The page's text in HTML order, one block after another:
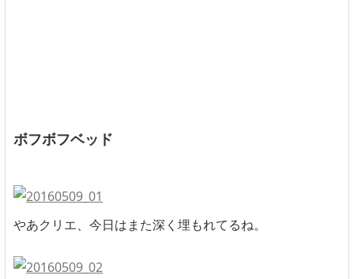
ボフボフベッド
やあクリエ、今日はまた深く埋もれてるね。